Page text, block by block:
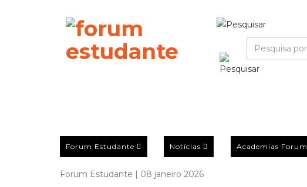
Forum Estudante Notícias Academias Forum
Forum Estudante | 08 janeiro 2026